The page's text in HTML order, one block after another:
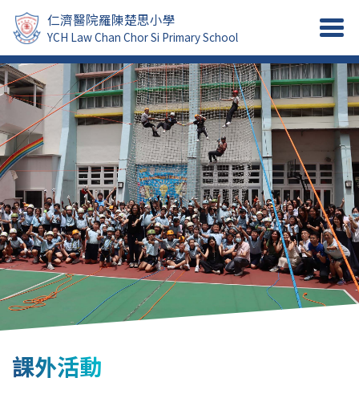
仁濟醫院羅陳楚思小學
YCH Law Chan Chor Si Primary School
課外活動